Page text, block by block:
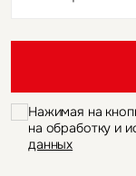
Нажимая на
на обработку и
данных